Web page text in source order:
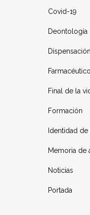
Covid-19
Deontología
Final de la
Formación
Identidad
Memoria de
Noticias
Portada